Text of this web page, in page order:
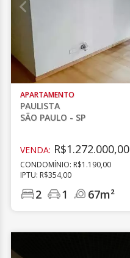
APARTAMENTO
PAULISTA
SÃO PAULO - SP
VENDA: R$1.272.000,00
CONDOMÍNIO: R$1.190,00
IPTU: R$354,00
2 1 67m²